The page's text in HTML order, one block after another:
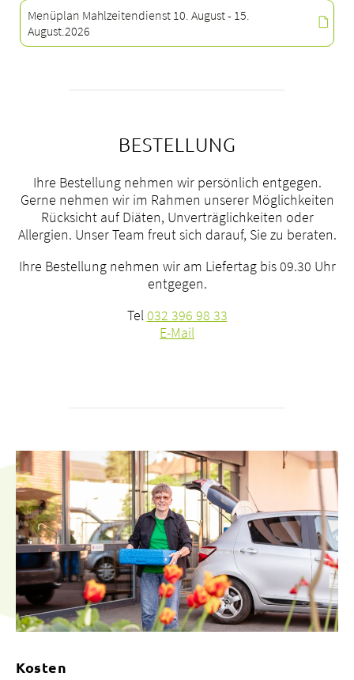
Menüplan Mahlzeitendienst 10. August - 15.
August.2026
BESTELLUNG
Ihre Bestellung nehmen wir persönlich entgegen.
Gerne nehmen wir im Rahmen unserer Möglichkeiten
Rücksicht auf Diäten, Unverträglichkeiten oder
Allergien. Unser Team freut sich darauf, Sie zu beraten.
Ihre Bestellung nehmen wir am Liefertag bis 09.30 Uhr
entgegen.
Tel032 396 98 33
E-Mail
Kosten